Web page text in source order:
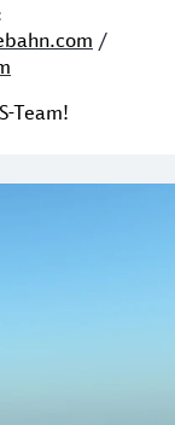
/
Team!